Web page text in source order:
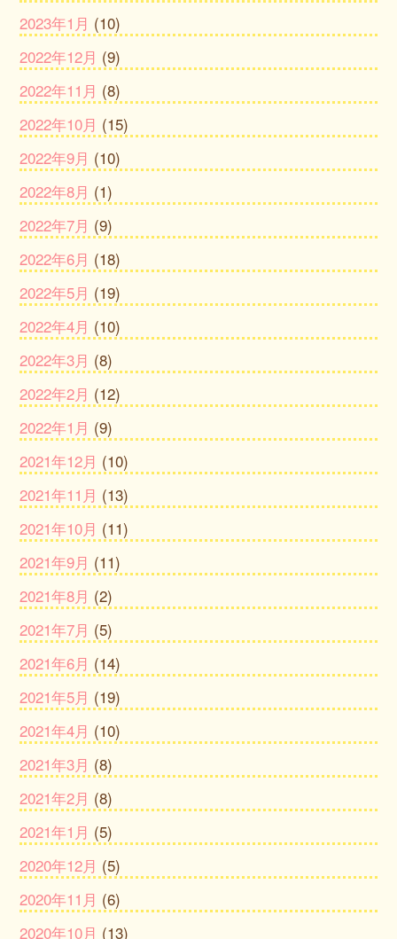
2023年1月 (10)
2022年12月 (9)
2022年11月 (8)
2022年10月 (15)
2022年9月 (10)
2022年8月 (1)
2022年7月 (9)
2022年6月 (18)
2022年5月 (19)
2022年4月 (10)
2022年3月 (8)
2022年2月 (12)
2022年1月 (9)
2021年12月 (10)
2021年11月 (13)
2021年10月 (11)
2021年9月 (11)
2021年8月 (2)
2021年7月 (5)
2021年6月 (14)
2021年5月 (19)
2021年4月 (10)
2021年3月 (8)
2021年2月 (8)
2021年1月 (5)
2020年12月 (5)
2020年11月 (6)
2020年10月 (13)